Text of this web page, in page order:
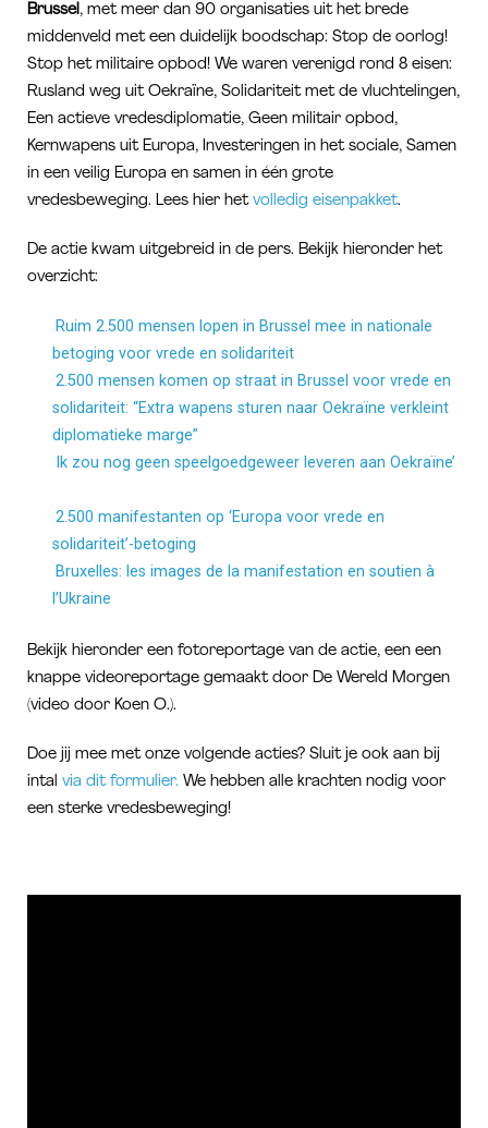
Brussel , met meer dan 90 organisaties uit het brede
middenveld met een duidelijk boodschap: Stop de oorlog!
Stop het militaire opbod! We waren verenigd rond 8 eisen:
Rusland weg uit Oekraïne, Solidariteit met de vluchtelingen,
Een actieve vredesdiplomatie, Geen militair opbod,
Kernwapens uit Europa, Investeringen in het sociale, Samen
in een veilig Europa en samen in één grote
vredesbeweging. Lees hier het volledig eisenpakket.
De actie kwam uitgebreid in de pers. Bekijk hieronder het
overzicht:
Ruim 2.500 mensen lopen in Brussel mee in nationale
betoging voor vrede en solidariteit
‘2.500 mensen komen op straat in Brussel voor vrede en
solidariteit: “Extra wapens sturen naar Oekraïne verkleint
diplomatieke marge”
Ik zou nog geen speelgoedgeweer leveren aan Oekraïne’
‘2.500 manifestanten op ‘Europa voor vrede en
solidariteit’-betoging
Bruxelles: les images de la manifestation en soutien à
l’Ukraine
Bekijk hieronder een fotoreportage van de actie, een een
knappe videoreportage gemaakt door De Wereld Morgen
(video door Koen O.).
Doe jij mee met onze volgende acties? Sluit je ook aan bij
intal via dit formulier. We hebben alle krachten nodig voor
een sterke vredesbeweging!